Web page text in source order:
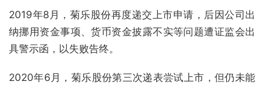
2019年8月，菊乐股份再度递交上市申请，后因公司出
纳挪用资金事项、货币资金披露不实等问题遭证监会出
具警示函，以失败告终。
2020年6月，菊乐股份第三次递表尝试上市，但仍未能